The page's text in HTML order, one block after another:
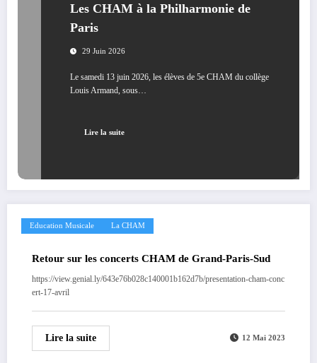
Les CHAM à la Philharmonie de
Paris
29 Juin 2026
Le samedi 13 juin 2026, les élèves de 5e CHAM du collège
Louis Armand, sous…
Lire la suite
Education Musicale La CHAM
Retour sur les concerts CHAM de Grand-Paris-Sud
https://view.genial.ly/643e76b028c140001b162d7b/presentation-cham-conc
ert-17-avril
Lire la suite 12 Mai 2023